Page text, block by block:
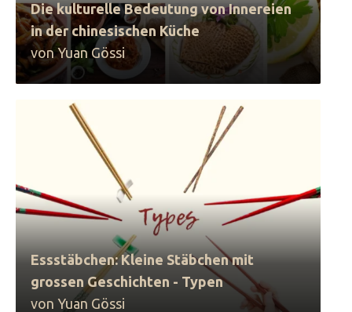
Die kulturelle Bedeutung von Innereien
in der chinesischen Küche
von Yuan Gössi
Essstäbchen: Kleine Stäbchen mit
grossen Geschichten - Typen
von Yuan Gössi